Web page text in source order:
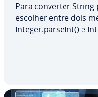
Para converter String
escolher entre dois
Integer.parseInt() e